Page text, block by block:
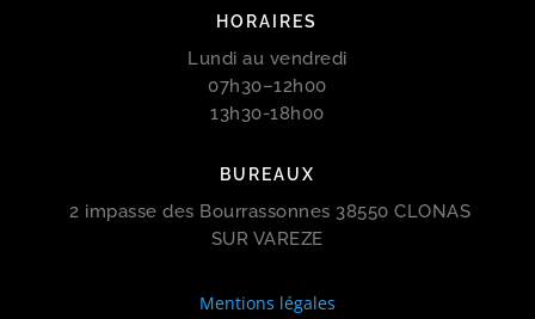
HORAIRES
Lundi au vendredi
07h30–12h00
13h30-18h00
BUREAUX
2 impasse des Bourrassonnes 38550 CLONAS
SUR VAREZE
Mentions légales